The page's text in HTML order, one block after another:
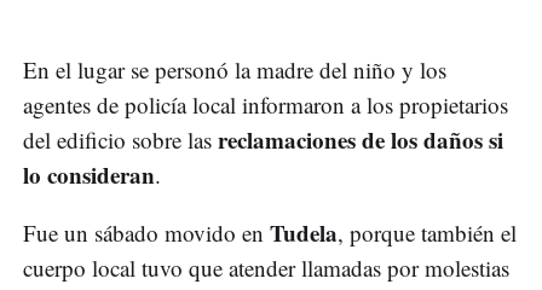
En el lugar se personó la madre del niño y los
agentes de policía local informaron a los propietarios
del edificio sobre las reclamaciones de los daños si
lo consideran.
Fue un sábado movido en Tudela, porque también el
cuerpo local tuvo que atender llamadas por molestias